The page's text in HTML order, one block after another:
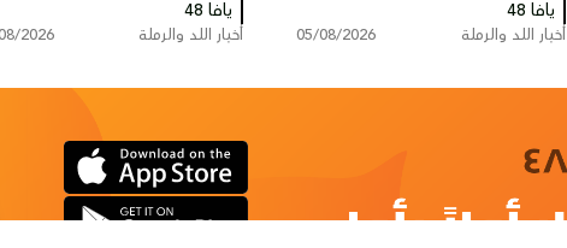
بسيارة
يافا 48
أخبار اللد والرملة 05/08/2026
أحمد جعصوص في اللد
يافا 48
أخبار اللد والرملة 2026